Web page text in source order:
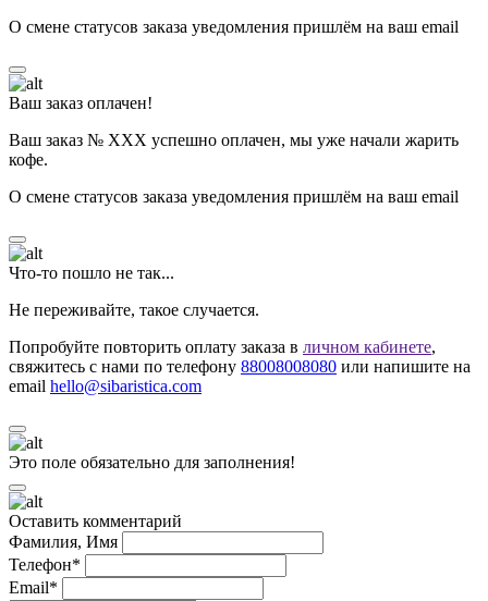
О смене статусов заказа уведомления пришлём на ваш email
Ваш заказ оплачен!
Ваш заказ № ХХХ успешно оплачен, мы уже начали жарить
кофе.
О смене статусов заказа уведомления пришлём на ваш email
Что-то пошло не так...
Не переживайте, такое случается.
Попробуйте повторить оплату заказа в личном кабинете,
свяжитесь с нами по телефону 88008008080 или напишите на
email hello@sibaristica.com
Это поле обязательно для заполнения!
Оставить комментарий
Фамилия, Имя
Телефон*
Email*